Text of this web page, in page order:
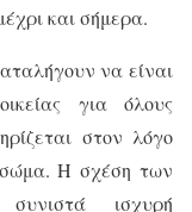
και σήμερα.
να είναι
για όλους
στον λόγο
Η σχέση των
ισχυρή